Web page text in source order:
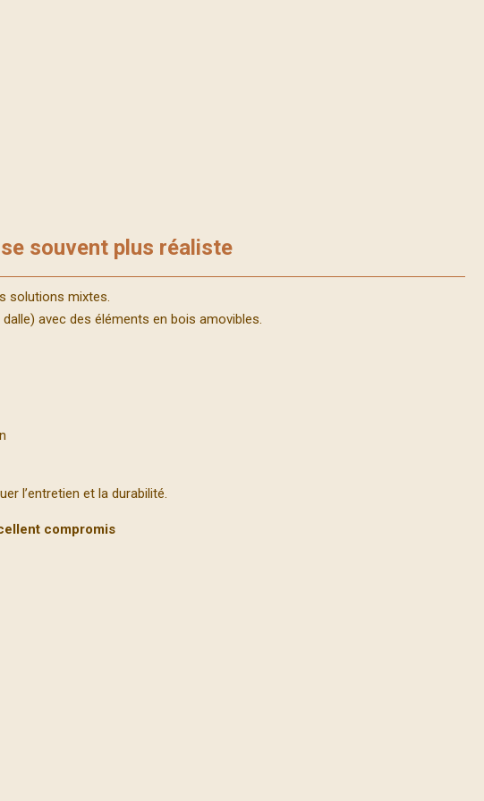
souvent plus réaliste
solutions mixtes.
avec des éléments en bois amovibles.
l’entretien et la durabilité.
compromis